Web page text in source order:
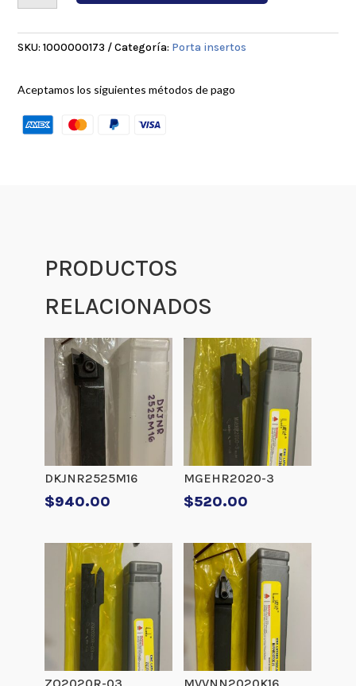
SKU:1000000173 Categoría: Porta insertos
Aceptamos los siguientes métodos de pago
PRODUCTOS
RELACIONADOS
DKJNR2525M16
$940.00
MGEHR2020-3
$520.00